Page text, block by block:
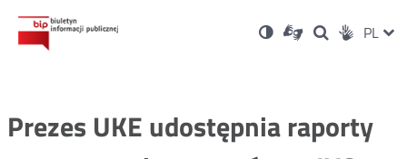
Ustawienia
Wersja
kontrastowa
Dla
niesłyszących
OtwórzOtwórz
w
Otwórz
w
Social PL
Prezes UKE udostępnia raporty